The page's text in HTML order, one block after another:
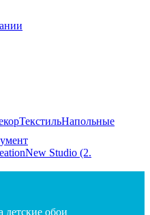
ТекстильНапольные
New Studio (2.
детские обои